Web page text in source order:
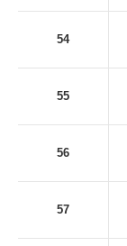
54
55
56
57